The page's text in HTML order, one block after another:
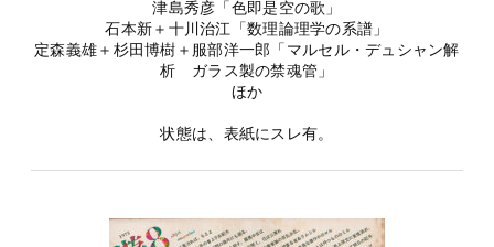
津島秀彦「色即是空の歌」
石本新＋十川治江「数理論理学の系譜」
定森義雄＋杉田博樹＋服部洋一郎「マルセル・デュシャン解
析 ガラス製の禁魂管」
ほか
状態は、表紙にスレ有。